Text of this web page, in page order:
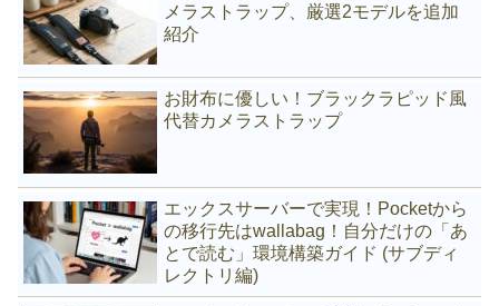
メラストラップ、厳選2モデルを追加
紹介
お財布に優しい！ブラックラピッド風
代替カメラストラップ
エックスサーバーで実現！Pocketから
の移行先はwallabag！自分だけの「あ
とで読む」環境構築ガイド (サブディ
レクトリ編)